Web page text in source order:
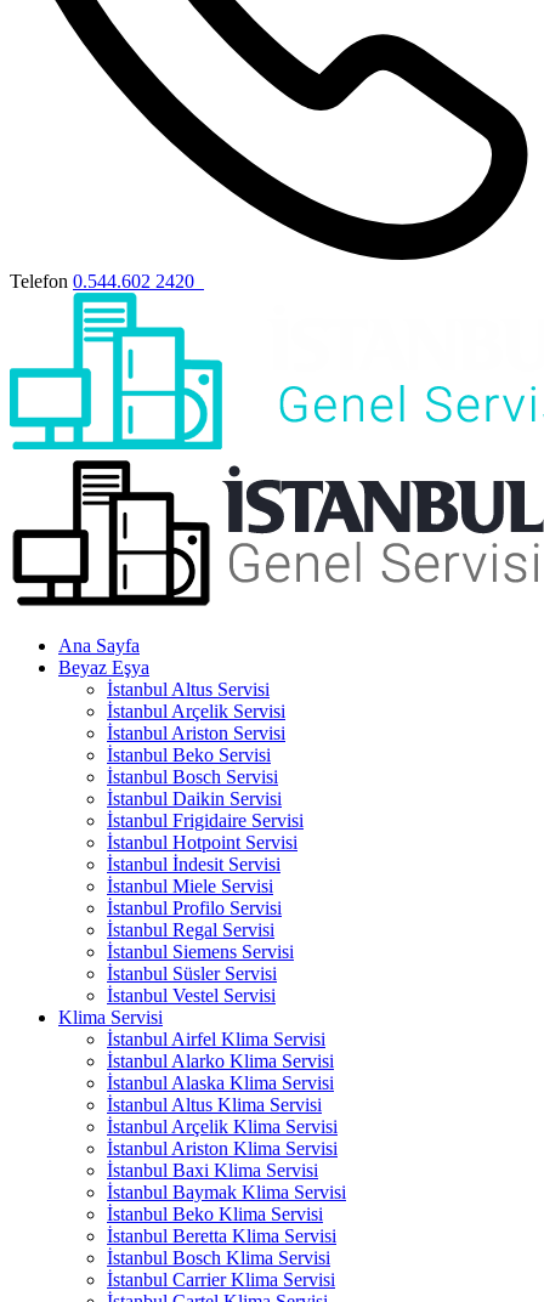
Telefon 0.544.602 2420
Ana Sayfa
Beyaz Eşya
İstanbul Altus Servisi
İstanbul Arçelik Servisi
İstanbul Ariston Servisi
İstanbul Beko Servisi
İstanbul Bosch Servisi
İstanbul Daikin Servisi
İstanbul Frigidaire Servisi
İstanbul Hotpoint Servisi
İstanbul İndesit Servisi
İstanbul Miele Servisi
İstanbul Profilo Servisi
İstanbul Regal Servisi
İstanbul Siemens Servisi
İstanbul Süsler Servisi
İstanbul Vestel Servisi
Klima Servisi
İstanbul Airfel Klima Servisi
İstanbul Alarko Klima Servisi
İstanbul Alaska Klima Servisi
İstanbul Altus Klima Servisi
İstanbul Arçelik Klima Servisi
İstanbul Ariston Klima Servisi
İstanbul Baxi Klima Servisi
İstanbul Baymak Klima Servisi
İstanbul Beko Klima Servisi
İstanbul Beretta Klima Servisi
İstanbul Bosch Klima Servisi
İstanbul Carrier Klima Servisi